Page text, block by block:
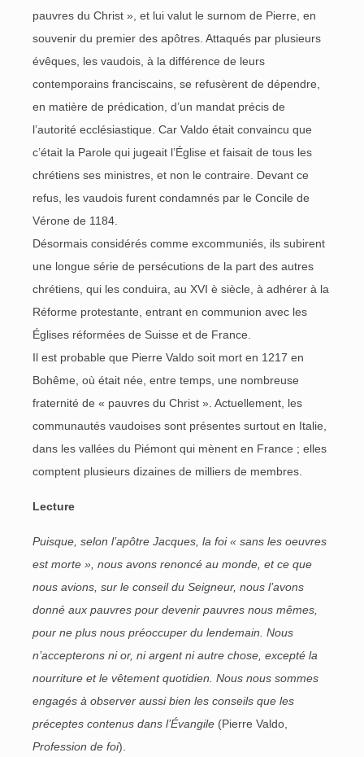
pauvres du Christ », et lui valut le surnom de Pierre, en
souvenir du premier des apôtres. Attaqués par plusieurs
évêques, les vaudois, à la différence de leurs
contemporains franciscains, se refusèrent de dépendre,
en matière de prédication, d’un mandat précis de
l’autorité ecclésiastique. Car Valdo était convaincu que
c’était la Parole qui jugeait l’Église et faisait de tous les
chrétiens ses ministres, et non le contraire. Devant ce
refus, les vaudois furent condamnés par le Concile de
Vérone de 1184.
Désormais considérés comme excommuniés, ils subirent
une longue série de persécutions de la part des autres
chrétiens, qui les conduira, au XVI è siècle, à adhérer à la
Réforme protestante, entrant en communion avec les
Églises réformées de Suisse et de France.
Il est probable que Pierre Valdo soit mort en 1217 en
Bohême, où était née, entre temps, une nombreuse
fraternité de « pauvres du Christ ». Actuellement, les
communautés vaudoises sont présentes surtout en Italie,
dans les vallées du Piémont qui mènent en France ; elles
comptent plusieurs dizaines de milliers de membres.
Lecture
Puisque, selon l’apôtre Jacques, la foi « sans les oeuvres
est morte », nous avons renoncé au monde, et ce que
nous avions, sur le conseil du Seigneur, nous l’avons
donné aux pauvres pour devenir pauvres nous mêmes,
pour ne plus nous préoccuper du lendemain. Nous
n’accepterons ni or, ni argent ni autre chose, excepté la
nourriture et le vêtement quotidien. Nous nous sommes
engagés à observer aussi bien les conseils que les
préceptes contenus dans l’Évangile (Pierre Valdo,
Profession de foi).